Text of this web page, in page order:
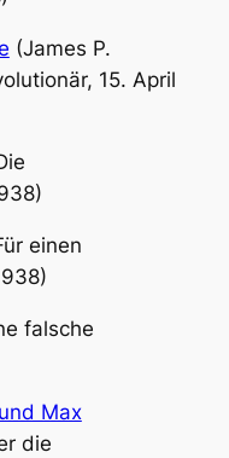
(James P.
15. April
einen
falsche
Max
die